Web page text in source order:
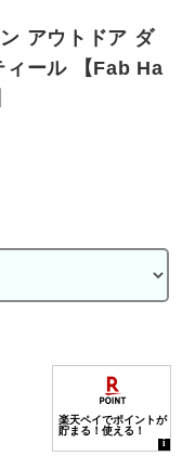
アウトドア ダ
ィール 【Fab Ha